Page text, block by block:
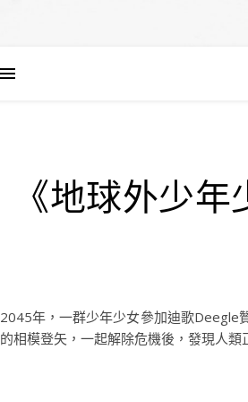
《地球外少
2045年，一群少年少女參加迪歌Deegle
的相模登矢，一起解除危機後，發現人